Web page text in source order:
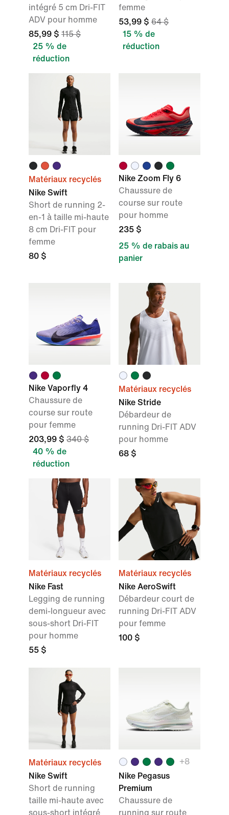
intégré 5 cm Dri-FIT
ADV pour homme
85,99 $ 115 $
25 % de
réduction
femme
53,99 $ 64 $
15 % de
réduction
Matériaux recyclés
Nike Swift
Short de running 2-
en-1 à taille mi-haute
8 cm Dri-FIT pour
femme
80 $
Nike Zoom Fly 6
Chaussure de
course sur route
pour homme
235 $
25 % de rabais au
panier
Nike Vaporfly 4
Chaussure de
course sur route
pour femme
203,99 $ 340 $
40 % de
réduction
Matériaux recyclés
Nike Stride
Débardeur de
running Dri-FIT ADV
pour homme
68 $
Matériaux recyclés
Nike Fast
Legging de running
demi-longueur avec
sous-short Dri-FIT
pour homme
55 $
Matériaux recyclés
Nike AeroSwift
Débardeur court de
running Dri-FIT ADV
pour femme
100 $
Matériaux recyclés
Nike Swift
Short de running
taille mi-haute avec
sous-short intégré
+8
Nike Pegasus
Premium
Chaussure de
running sur route